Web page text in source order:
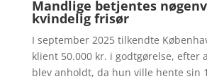
Mandlige betjentes
kvindelig frisør
I september 2025 tilkendte
klient 50.000 kr. i godtgørelse, efter
blev anholdt, da hun ville hente sin